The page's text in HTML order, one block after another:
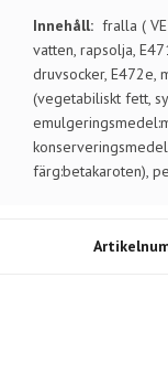
Innehåll: fralla (
vatten, rapsolja,
druvsocker, E472e,
(vegetabiliskt fett,
färg:betakaroten),